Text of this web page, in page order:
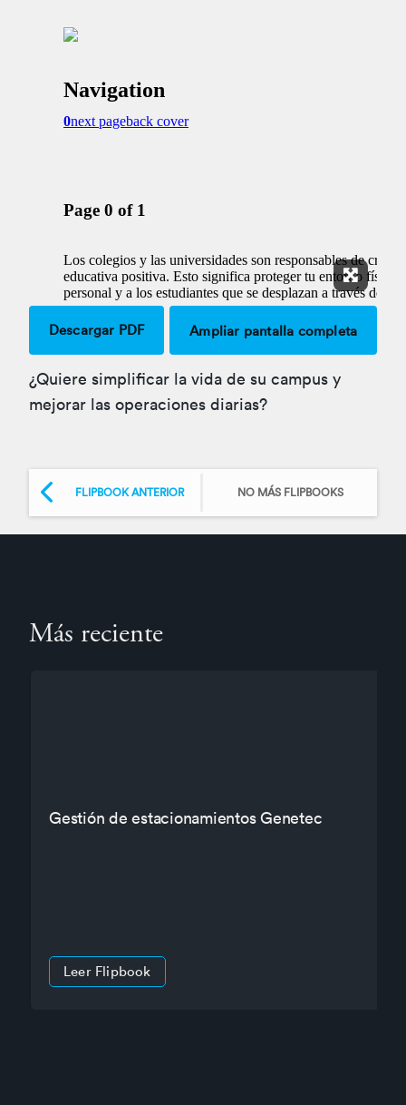
Descargar PDF Ampliar pantalla completa
¿Quiere simplificar la vida de su campus y
mejorar las operaciones diarias?
FLIPBOOK ANTERIOR NO MÁS FLIPBOOKS
Más reciente
Gestión de estacionamientos Genetec
Leer Flipbook